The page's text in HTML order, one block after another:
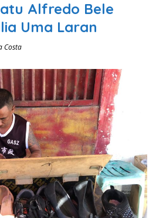
Alfredo Bele
Uma Laran
Costa